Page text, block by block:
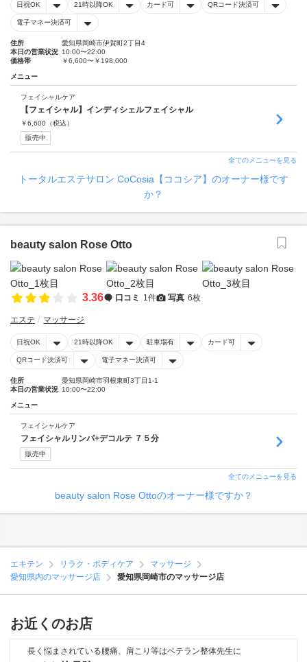
日祝OK 21時以降OK カード可 QRコード決済可
電子マネー決済可
住所
愛知県岡崎市伊賀町2丁目4
本日の営業状況 10:00〜22:00
価格帯
￥6,600〜￥198,000
メニュー
フェイシャルケア
【フェイシャル】インディシェルフェイシャル
￥6,600 （税込）
販売中
全てのメニューを見る
トータルエステサロン CoCosia【ココシア】のオーナー様です
か？
beauty salon Rose Otto
3.36 口コミ 1件 写真 6枚
エステ マッサージ
日祝OK 21時以降OK 駐車場有 カード可
QRコード決済可 電子マネー決済可
住所
愛知県岡崎市羽根東町3丁目1-1
本日の営業状況 10:00〜22:00
メニュー
フェイシャルケア
フェイシャルリンパ+デコルテ ７５分
販売中
全てのメニューを見る
beauty salon Rose Ottoのオーナー様ですか？
エキテン リラク・ボディケア
マッサージ
愛知県内のマッサージ店
愛知県岡崎市のマッサージ店
お近くのお店
長く悩まされている腰痛、肩こり等はベテラン整体先生に